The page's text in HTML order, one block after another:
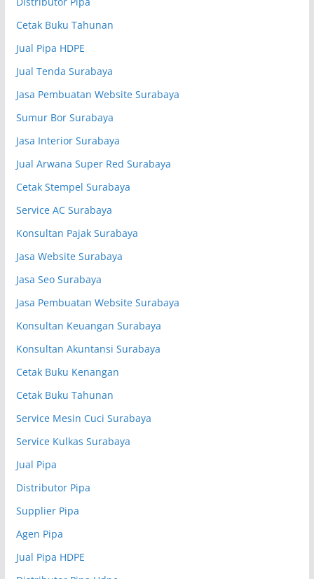
Cetak Buku Tahunan
Jual Pipa HDPE
Jual Tenda Surabaya
Jasa Pembuatan Website Surabaya
Sumur Bor Surabaya
Jasa Interior Surabaya
Jual Arwana Super Red Surabaya
Cetak Stempel Surabaya
Service AC Surabaya
Konsultan Pajak Surabaya
Jasa Website Surabaya
Jasa Seo Surabaya
Jasa Pembuatan Website Surabaya
Konsultan Keuangan Surabaya
Konsultan Akuntansi Surabaya
Cetak Buku Kenangan
Cetak Buku Tahunan
Service Mesin Cuci Surabaya
Service Kulkas Surabaya
Jual Pipa
Distributor Pipa
Supplier Pipa
Agen Pipa
Jual Pipa HDPE